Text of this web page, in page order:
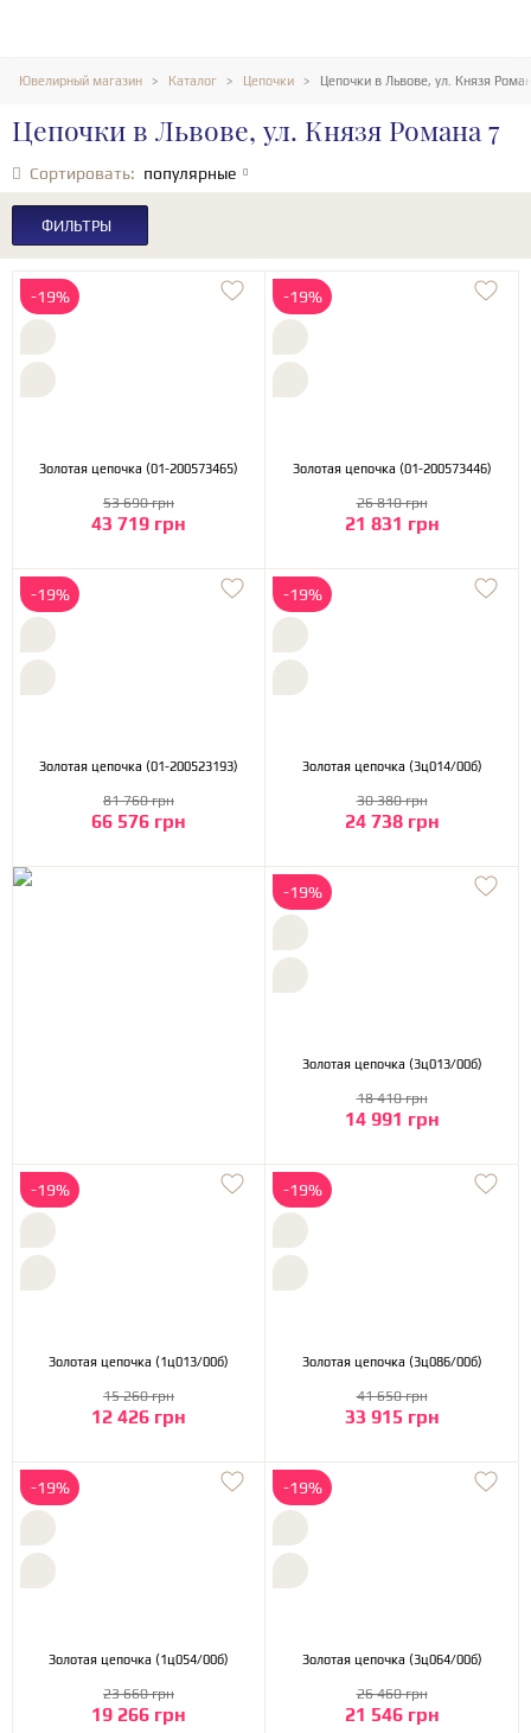
Ювелирный магазин Каталог Цепочки Цепочки в Львове, ул. Князя
Цепочки в Львове, ул. Князя Романа 7
Сортировать: популярные
ФИЛЬТРЫ
-19%
Золотая цепочка (01-200573465)
43 719 грн
53 690 грн
-19%
Золотая цепочка (01-200573446)
21 831 грн
26 810 грн
-19%
Золотая цепочка (01-200523193)
66 576 грн
81 760 грн
-19%
Золотая цепочка (3ц014/00б)
24 738 грн
30 380 грн
-19%
Золотая цепочка (3ц013/00б)
14 991 грн
18 410 грн
-19%
Золотая цепочка (1ц013/00б)
12 426 грн
15 260 грн
-19%
Золотая цепочка (3ц086/00б)
33 915 грн
41 650 грн
-19%
Золотая цепочка (1ц054/00б)
19 266 грн
23 660 грн
-19%
Золотая цепочка (3ц064/00б)
21 546 грн
26 460 грн